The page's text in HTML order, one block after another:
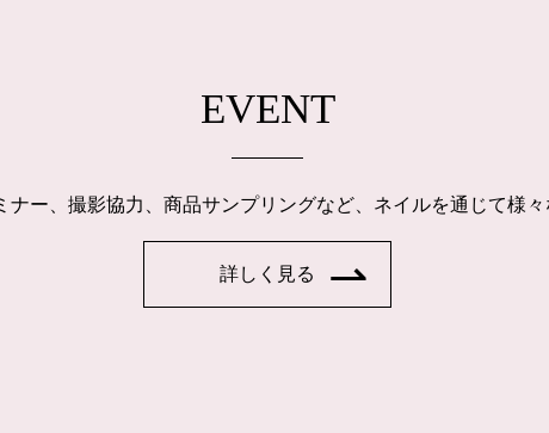
EVENT
ー、撮影協力、商品サンプリングなど、ネイルを通じて様々
詳しく見る